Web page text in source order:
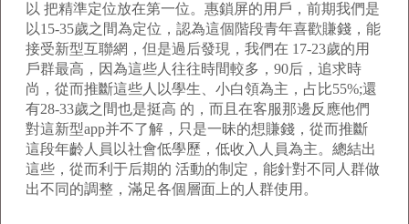
以 把精準定位放在第一位。惠鎖屏的用戶，前期我們是
以15-35歲之間為定位，認為這個階段青年喜歡賺錢，能
接受新型互聯網，但是過后發現，我們在 17-23歲的用
戶群最高，因為這些人往往時間較多，90后，追求時
尚，從而推斷這些人以學生、小白領為主，占比55%;還
有28-33歲之間也是挺高 的，而且在客服那邊反應他們
對這新型app并不了解，只是一昧的想賺錢，從而推斷
這段年齡人員以社會低學歷，低收入人員為主。總結出
這些，從而利于后期的 活動的制定，能針對不同人群做
出不同的調整，滿足各個層面上的人群使用。